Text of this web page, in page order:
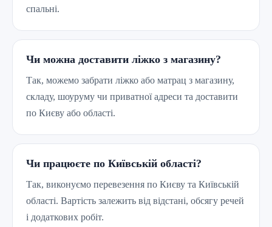
спальні.
Чи можна доставити ліжко з магазину?
Так, можемо забрати ліжко або матрац з магазину,
складу, шоуруму чи приватної адреси та доставити
по Києву або області.
Чи працюєте по Київській області?
Так, виконуємо перевезення по Києву та Київській
області. Вартість залежить від відстані, обсягу речей
і додаткових робіт.